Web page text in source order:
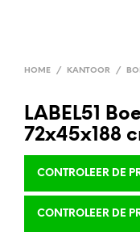
HOME / KANTOOR /
LABEL51
72x45x188
CONTROLEER DE
CONTROLEER DE